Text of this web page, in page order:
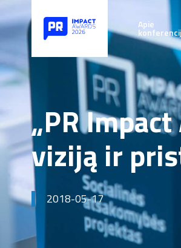
Apie
„PR
viziją ir
2018-05-17